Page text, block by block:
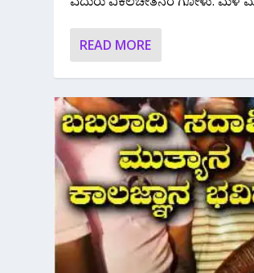
READ MORE